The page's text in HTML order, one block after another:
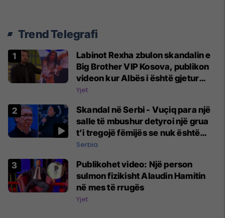
Trend Telegrafi
Labinot Rexha zbulon skandalin e
Big Brother VIP Kosova, publikon
videon kur Albës i është gjetur
telefoni në shtëpi
Yjet
Skandal në Serbi - Vuçiq para një
salle të mbushur detyroi një grua
t’i tregojë fëmijës se nuk është
nëna e tij
Serbia
Publikohet video: Një person
sulmon fizikisht Alaudin Hamitin
në mes të rrugës
Yjet